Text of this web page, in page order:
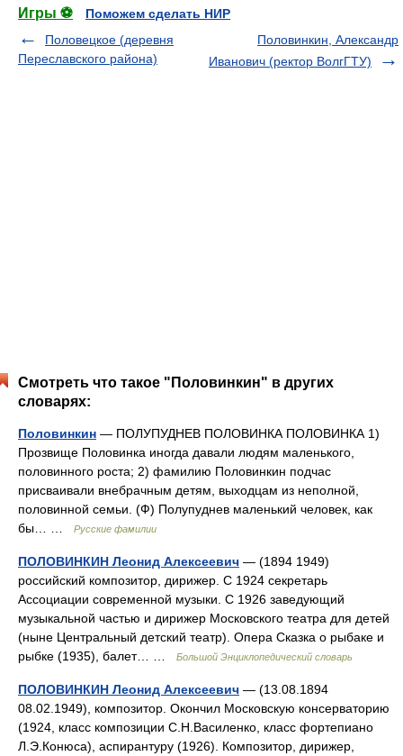
Игры ⚽
Поможем сделать НИР
Половецкое (деревня
Переславского района)
Половинкин, Александр
Иванович (ректор ВолгГТУ)
Смотреть что такое "Половинкин" в других
словарях:
Половинкин — ПОЛУПУДНЕВ ПОЛОВИНКА ПОЛОВИНКА 1)
Прозвище Половинка иногда давали людям маленького,
половинного роста; 2) фамилию Половинкин подчас
присваивали внебрачным детям, выходцам из неполной,
половинной семьи. (Ф) Полупуднев маленький человек, как
бы… …
Русские фамилии
ПОЛОВИНКИН Леонид Алексеевич — (1894 1949)
российский композитор, дирижер. С 1924 секретарь
Ассоциации современной музыки. С 1926 заведующий
музыкальной частью и дирижер Московского театра для детей
(ныне Центральный детский театр). Опера Сказка о рыбаке и
рыбке (1935), балет… …
Большой Энциклопедический словарь
ПОЛОВИНКИН Леонид Алексеевич — (13.08.1894
08.02.1949), композитор. Окончил Московскую консерваторию
(1924, класс композиции С.Н.Василенко, класс фортепиано
Л.Э.Конюса), аспирантуру (1926). Композитор, дирижер,